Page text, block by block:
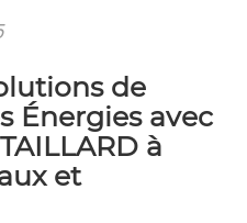
de
Énergies avec
à
et